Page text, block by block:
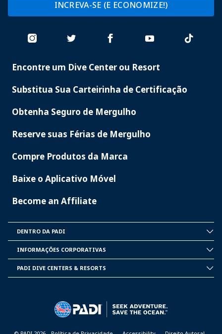
INCREVA-SE (E ECONOMIZE!)
PADI
Encontre um Dive Center ou Resort
Substitua Sua Carteirinha de Certificação
Obtenha Seguro de Mergulho
Reserve suas Férias de Mergulho
Compre Produtos da Marca
Baixe o Aplicativo Móvel
Become an Affiliate
PADI
DENTRO DA PADI
INFORMATION
INFORMAÇÕES CORPORATIVAS
PADI DIVE CENTERS & RESORTS